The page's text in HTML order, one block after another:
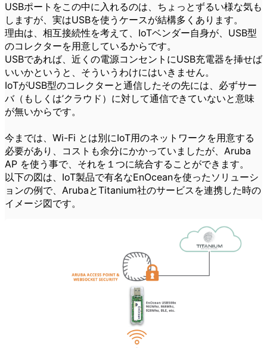
USBポートをこの中に入れるのは、ちょっとずるい様な気も
しますが、実はUSBを使うケースが結構多くあります。
理由は、相互接続性を考えて、IoTベンダー自身が、USB型
のコレクターを用意しているからです。
USBであれば、近くの電源コンセントにUSB充電器を挿せば
いいかというと、そういうわけにはいきません。
IoTがUSB型のコレクターと通信したその先には、必ずサー
バ（もしくは’クラウド）に対して通信できていないと意味
が無いからです。
今までは、Wi-Fi とは別にIoT用のネットワークを用意する
必要があり、コストも余分にかかっていましたが、Aruba
AP を使う事で、それを１つに統合することができます。
以下の図は、IoT製品で有名なEnOceanを使ったソリューシ
ョンの例で、ArubaとTitanium社のサービスを連携した時の
イメージ図です。